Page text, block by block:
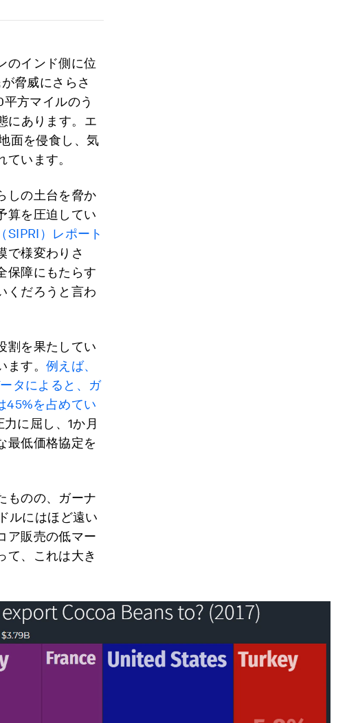
のインド側に位
脅威にさらさ
方マイルのう
にあります。エ
面を侵食し、気
います。
しの土台を脅か
算を圧迫してい
SIPRI）レポート
で様変わりさ
保障にもたらす
くだろうと言わ
割を果たしてい
す。 例えば、
タによると、ガ
45%を占めてい
に屈し、1か月
最低価格協定を
ものの、ガーナ
ルにはほど遠い
ア販売の低マー
て、これは大き